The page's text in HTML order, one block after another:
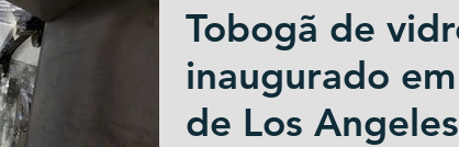
Tobogã de
inaugurado
de Los Angeles